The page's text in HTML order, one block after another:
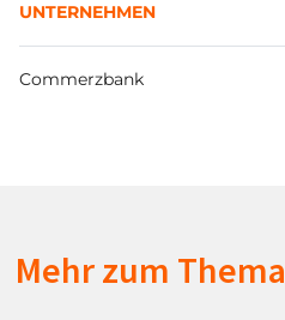
UNTERNEHMEN
Commerzbank
Mehr zum Thema